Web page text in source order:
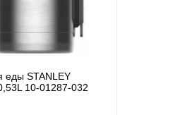
еды STANLEY
10-01287-032